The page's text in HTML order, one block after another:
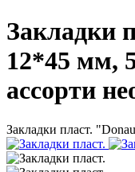
Закладки
12*45 мм,
ассорти
Закладки пласт.